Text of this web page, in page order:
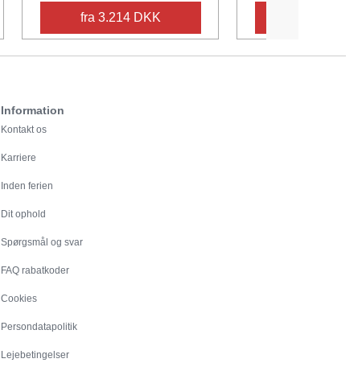
fra 3.214 DKK
Information
Kontakt os
Karriere
Inden ferien
Dit ophold
Spørgsmål og svar
FAQ rabatkoder
Cookies
Persondatapolitik
Lejebetingelser